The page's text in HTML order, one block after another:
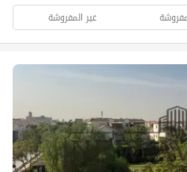
غير المفروشة